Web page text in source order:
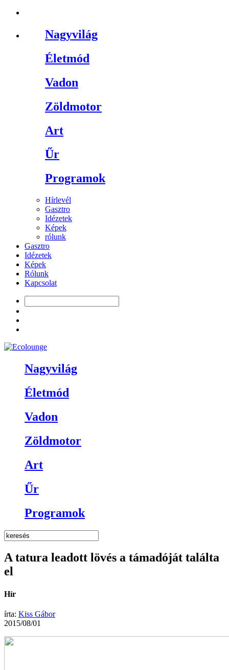
Nagyvilág
Életmód
Vadon
Zöldmotor
Art
Űr
Programok
Hírlevél
Gasztro
Idézetek
Képek
rólunk
Gasztro
Idézetek
Képek
Rólunk
Kapcsolat
Nagyvilág
Életmód
Vadon
Zöldmotor
Art
Űr
Programok
A tatura leadott lövés a támadóját találta
el
Hír
írta: Kiss Gábor
2015/08/01